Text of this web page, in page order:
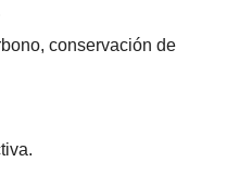
conservación de